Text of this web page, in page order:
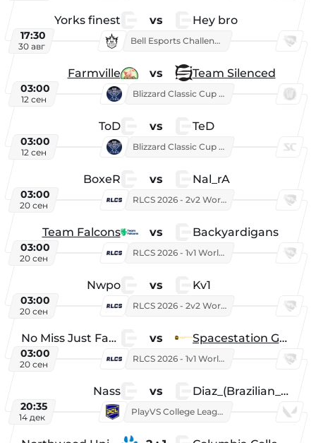
Yorks finest vs Hey bro
17:30
30 авг
Bell Esports Challenge 2026
Farmville vs Team Silenced
03:00
12 сен
Blizzard Classic Cup 2026
ToD vs TeD
03:00
12 сен
Blizzard Classic Cup 2026
BoxeR vs Nal_rA
03:00
20 сен
RLCS 2026 - 2v2 World Championship
Team Falcons vs Backyardigans
03:00
20 сен
RLCS 2026 - 1v1 World Championship
Nwpo vs Kv1
03:00
20 сен
RLCS 2026 - 2v2 World Championship
No Miss Just Fake vs Spacestation Gaming
03:00
20 сен
RLCS 2026 - 1v1 World Championship
Nass vs Diaz_(Brazilian_Player)
20:35
14 дек
PlayVS College League 2025: Fall